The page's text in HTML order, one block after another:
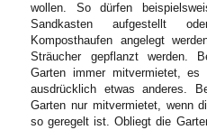
wollen. So dürfen
Sandkasten aufgestellt
Komposthaufen angelegt
Sträucher gepflanzt werden.
Garten immer mitvermietet,
ausdrücklich etwas anderes.
Garten nur mitvermietet, wenn
so geregelt ist. Obliegt die